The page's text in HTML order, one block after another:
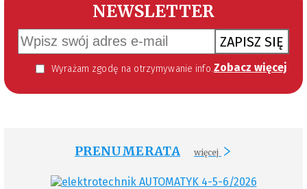
NEWSLETTER
ZAPISZ SIĘ
Wyrażam zgodę na otrzymywanie informacji handlowej kierowanej do mnie za pomocą środków komunikacji elektronicznej w szczególności poczty elektronicznej zgodnie z przepisem art. 10 ust 2 ustawy z dnia 18 lipca 2002 roku o świadczeniu usług drogą elektroniczną (Dz. U. 144 z 2002 r. poz. 1204). Zgoda jest dobrowolna, jednak jej wyrażenie jest konieczne, aby otrzymywać newsletter. Zobacz więcej
PRENUMERATA więcej